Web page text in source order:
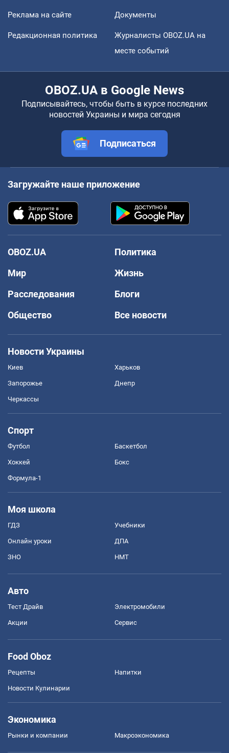
Реклама на сайте Документы
Редакционная политика
Журналисты OBOZ.UA на
месте событий
OBOZ.UA в Google News
Подписывайтесь, чтобы быть в курсе последних
новостей Украины и мира сегодня
Подписаться
Загружайте наше приложение
OBOZ.UA
Политика
Мир
Жизнь
Расследования
Блоги
Общество
Все новости
Новости Украины
Киев Харьков
Запорожье Днепр
Черкассы
Спорт
Футбол Баскетбол
Хоккей Бокс
Формула-1
Моя школа
ГДЗ Учебники
Онлайн уроки ДПА
ЗНО НМТ
Авто
Тест Драйв Электромобили
Акции Сервис
Food Oboz
Рецепты Напитки
Новости Кулинарии
Экономика
Рынки и компании Mакроэкономика